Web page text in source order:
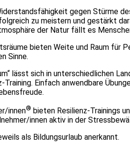
gegen Stürme
zu meistern und gestärkt
der Natur fällt es
bieten Weite und Raum für
Sinne.
lässt sich in unterschiedlichen
Training. Einfach anwendbare
innen® bieten Resilienz-Trainings
innen aktiv in der
als Bildungsurlaub anerkannt.